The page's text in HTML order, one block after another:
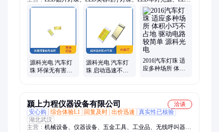
红外发射管接收管
源科光电 汽车灯
珠 环保无有害物
源科光电 汽车灯
珠 启动迅速不延
2016汽车灯珠 适
应多种场所 体积
颍上力程仪器设备有限公司
洽谈
安心购
综合体验L1 回复及时 出价迅速
真实性已核验
湖北武汉
主营： 机械设备、仪器设备、五金工具、工业品、无线呼叫器、